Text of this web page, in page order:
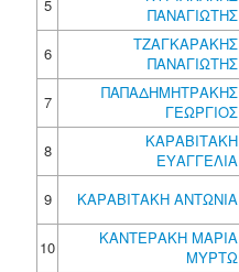
5
ΠΑΝΑΓΙΩΤΗΣ
6
ΤΖΑΓΚΑΡΑΚΗΣ
ΠΑΝΑΓΙΩΤΗΣ
7
ΠΑΠΑΔΗΜΗΤΡΑΚΗΣ
ΓΕΩΡΓΙΟΣ
8
ΚΑΡΑΒΙΤΑΚΗ
ΕΥΑΓΓΕΛΙΑ
9
ΚΑΡΑΒΙΤΑΚΗ ΑΝΤΩΝΙΑ
10
ΚΑΝΤΕΡΑΚΗ ΜΑΡΙΑ
ΜΥΡΤΩ